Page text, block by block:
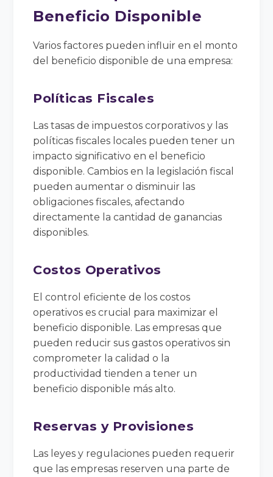
Beneficio Disponible
Varios factores pueden influir en el monto
del beneficio disponible de una empresa:
Políticas Fiscales
Las tasas de impuestos corporativos y las
políticas fiscales locales pueden tener un
impacto significativo en el beneficio
disponible. Cambios en la legislación fiscal
pueden aumentar o disminuir las
obligaciones fiscales, afectando
directamente la cantidad de ganancias
disponibles.
Costos Operativos
El control eficiente de los costos
operativos es crucial para maximizar el
beneficio disponible. Las empresas que
pueden reducir sus gastos operativos sin
comprometer la calidad o la
productividad tienden a tener un
beneficio disponible más alto.
Reservas y Provisiones
Las leyes y regulaciones pueden requerir
que las empresas reserven una parte de